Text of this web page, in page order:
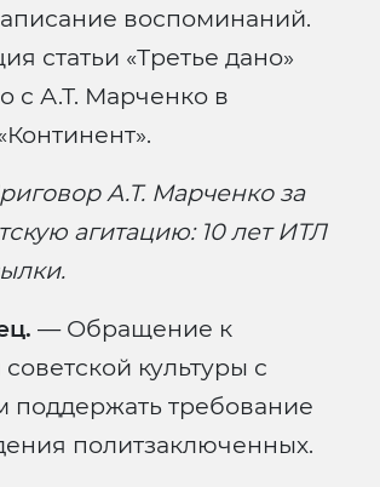
воспоминаний.
статьи «Третье дано»
с А.Т. Марченко в
А.Т. Марченко за
агитацию: 10 лет ИТЛ
— Обращение к
культуры с
поддержать требование
политзаключенных.